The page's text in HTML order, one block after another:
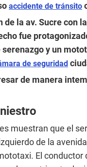
accidente de tránsito
de la av. Sucre con
fue
y un
de seguridad
de manera
muestran que el
de la
El conductor